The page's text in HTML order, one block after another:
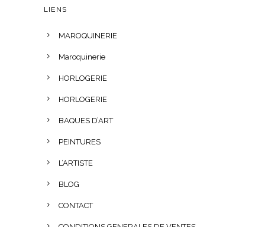
LIENS
MAROQUINERIE
Maroquinerie
HORLOGERIE
HORLOGERIE
BAQUES D’ART
PEINTURES
L’ARTISTE
BLOG
CONTACT